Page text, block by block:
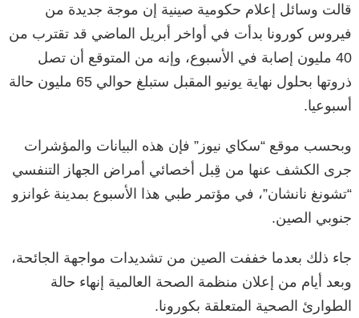
قالت وسائل إعلام حكومية صينية إن موجة جديدة من
فيروس كورونا بدأت في أواخر أبريل الماضي قد تقترب من
40 مليون إصابة في الأسبوع، وإنه من المتوقع أن تصل
ذروتها بحلول نهاية يونيو المقبل ستبلغ حوالي 65 مليون حالة
أسبوعيا.
وبحسب موقع “سكاي نيوز” فإن هذه البيانات والمؤشرات
جرى الكشف عنها من قِبل أخصائي أمراض الجهاز التنفسي
“تشونغ نانشان”، في مؤتمر طبي هذا الأسبوع بمدينة غوانزو
جنوبي الصين.
جاء ذلك بعدما خففت الصين من تشديدات مواجهة الجائحة،
وبعد أيام من إعلان منظمة الصحة العالمية إنهاء حالة
الطوارئ الصحية المتعلقة بكورونا.